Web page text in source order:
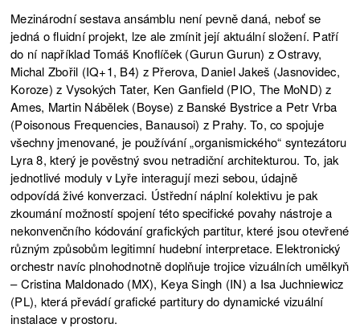
Mezinárodní sestava ansámblu není pevně daná, neboť se
jedná o fluidní projekt, lze ale zmínit její aktuální složení. Patří
do ní například Tomáš Knoflíček (Gurun Gurun) z Ostravy,
Michal Zbořil (IQ+1, B4) z Přerova, Daniel Jakeš (Jasnovidec,
Koroze) z Vysokých Tater, Ken Ganfield (PIO, The MoND) z
Ames, Martin Nábělek (Boyse) z Banské Bystrice a Petr Vrba
(Poisonous Frequencies, Banausoi) z Prahy. To, co spojuje
všechny jmenované, je používání „organismického“ syntezátoru
Lyra 8, který je pověstný svou netradiční architekturou. To, jak
jednotlivé moduly v Lyře interagují mezi sebou, údajně
odpovídá živé konverzaci. Ústřední náplní kolektivu je pak
zkoumání možností spojení této specifické povahy nástroje a
nekonvenčního kódování grafických partitur, které jsou otevřené
různým způsobům legitimní hudební interpretace. Elektronický
orchestr navíc plnohodnotně doplňuje trojice vizuálních umělkyň
– Cristina Maldonado (MX), Keya Singh (IN) a Isa Juchniewicz
(PL), která převádí grafické partitury do dynamické vizuální
instalace v prostoru.